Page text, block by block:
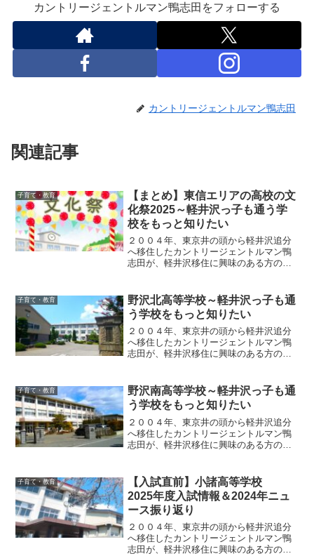
カントリージェントルマン鴨志田をフォローする
カントリージェントルマン鴨志田
関連記事
子育て・教育
【まとめ】東信エリアの高校の文
化祭2025～軽井沢っ子も通う学
校をもっと知りたい
２００４年、東京井の頭から軽井沢追分
へ移住したカントリージェントルマン鴨
志田が、軽井沢移住に興味のある方のた
子育て・教育
野沢北高等学校～軽井沢っ子も通
う学校をもっと知りたい
２００４年、東京井の頭から軽井沢追分
へ移住したカントリージェントルマン鴨
志田が、軽井沢移住に興味のある方のた
子育て・教育
野沢南高等学校～軽井沢っ子も通
う学校をもっと知りたい
２００４年、東京井の頭から軽井沢追分
へ移住したカントリージェントルマン鴨
志田が、軽井沢移住に興味のある方のた
子育て・教育
【入試直前】小諸高等学校
2025年度入試情報＆2024年ニュ
ース振り返り
２００４年、東京井の頭から軽井沢追分
へ移住したカントリージェントルマン鴨
志田が、軽井沢移住に興味のある方のた